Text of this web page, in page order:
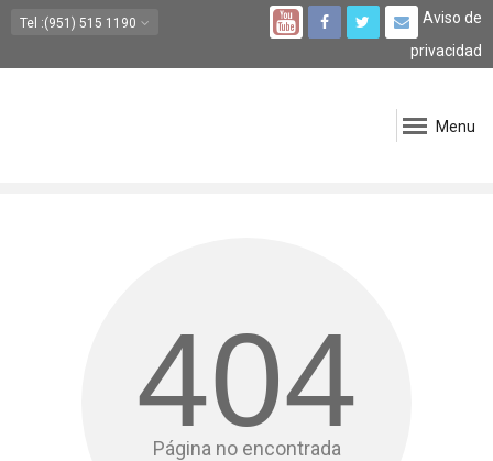
Tel :(951) 515 1190
Aviso de
privacidad
Menu
404
Página no encontrada